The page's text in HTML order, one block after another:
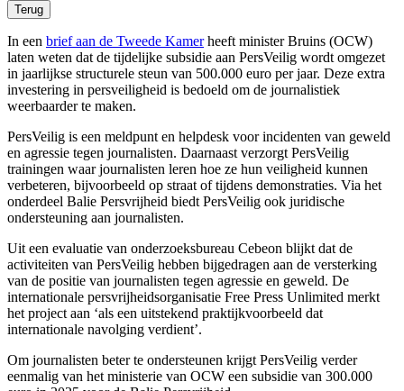
Terug
In een brief aan de Tweede Kamerheeft minister Bruins (OCW)
laten weten dat de tijdelijke subsidie aan PersVeilig wordt omgezet
in jaarlijkse structurele steun van 500.000 euro per jaar. Deze extra
investering in persveiligheid is bedoeld om de journalistiek
weerbaarder te maken.
PersVeilig is een meldpunt en helpdesk voor incidenten van geweld
en agressie tegen journalisten. Daarnaast verzorgt PersVeilig
trainingen waar journalisten leren hoe ze hun veiligheid kunnen
verbeteren, bijvoorbeeld op straat of tijdens demonstraties. Via het
onderdeel Balie Persvrijheid biedt PersVeilig ook juridische
ondersteuning aan journalisten.
Uit een evaluatie van onderzoeksbureau Cebeon blijkt dat de
activiteiten van PersVeilig hebben bijgedragen aan de versterking
van de positie van journalisten tegen agressie en geweld. De
internationale persvrijheidsorganisatie Free Press Unlimited merkt
het project aan ‘als een uitstekend praktijkvoorbeeld dat
internationale navolging verdient’.
Om journalisten beter te ondersteunen krijgt PersVeilig verder
eenmalig van het ministerie van OCW een subsidie van 300.000